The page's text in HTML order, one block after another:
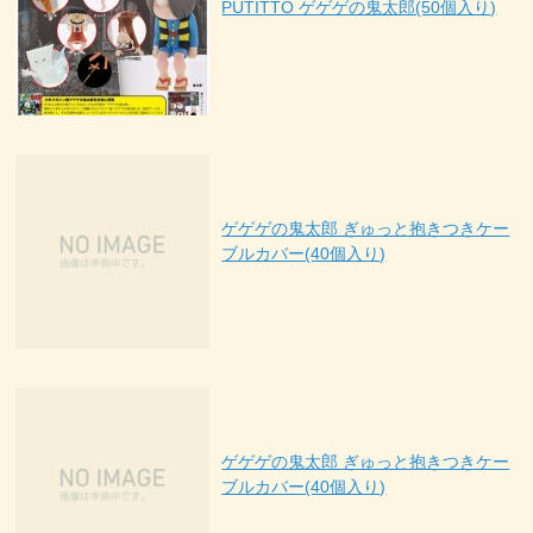
PUTITTO ゲゲゲの鬼太郎(50個入り)
ゲゲゲの鬼太郎 ぎゅっと抱きつきケー
ブルカバー(40個入り)
ゲゲゲの鬼太郎 ぎゅっと抱きつきケー
ブルカバー(40個入り)